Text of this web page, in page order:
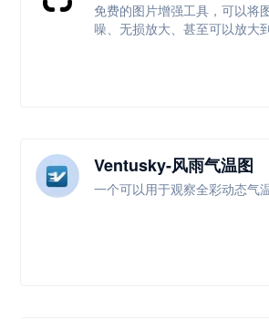
免费的图片增强工具，可以将
噪、无损放大、甚至可以放大
Ventusky-风雨气温图
一个可以用于观察全彩动态气